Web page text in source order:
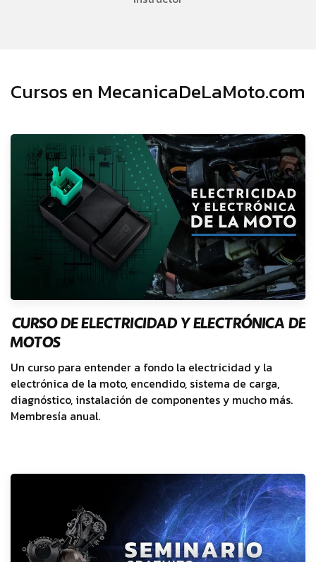
Cursos en MecanicaDeLaMoto.com
CURSO DE ELECTRICIDAD Y ELECTRÓNICA DE
MOTOS
Un curso para entender a fondo la electricidad y la
electrónica de la moto, encendido, sistema de carga,
diagnóstico, instalación de componentes y mucho más.
Membresía anual.